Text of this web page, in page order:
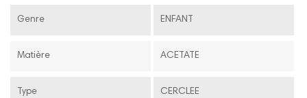
Genre ENFANT
Matière ACETATE
Type CERCLEE